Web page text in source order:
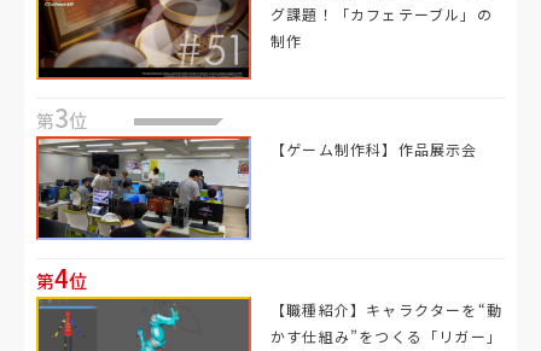
グ課題！「カフェテーブル」の
制作
第3位
【ゲーム制作科】作品展示会
第4位
【職種紹介】キャラクターを“動
かす仕組み”をつくる「リガー」